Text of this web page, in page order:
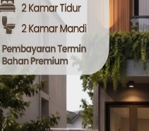
80.000 – Rp 150.000/m²
m² (paket material +
material inovatif
Area Basah dan
lingkungan khusus: